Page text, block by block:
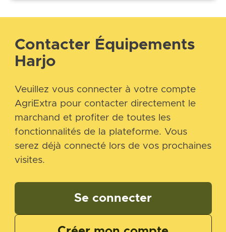
Contacter Équipements
Harjo
Veuillez vous connecter à votre compte
AgriExtra pour contacter directement le
marchand et profiter de toutes les
fonctionnalités de la plateforme. Vous
serez déjà connecté lors de vos prochaines
visites.
Se connecter